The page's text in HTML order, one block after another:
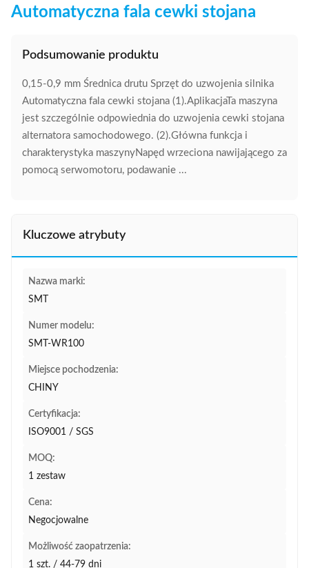
Automatyczna fala cewki stojana
Podsumowanie produktu
0,15-0,9 mm Średnica drutu Sprzęt do uzwojenia silnika
Automatyczna fala cewki stojana (1).AplikacjaTa maszyna
jest szczególnie odpowiednia do uzwojenia cewki stojana
alternatora samochodowego. (2).Główna funkcja i
charakterystyka maszynyNapęd wrzeciona nawijającego za
pomocą serwomotoru, podawanie ...
Kluczowe atrybuty
Nazwa marki:
SMT
Numer modelu:
SMT-WR100
Miejsce pochodzenia:
CHINY
Certyfikacja:
ISO9001 / SGS
MOQ:
1 zestaw
Cena:
Negocjowalne
Możliwość zaopatrzenia:
1 szt. / 44-79 dni